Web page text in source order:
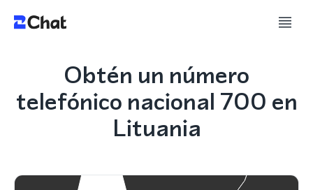
Obtén un número
telefónico nacional 700 en
Lituania